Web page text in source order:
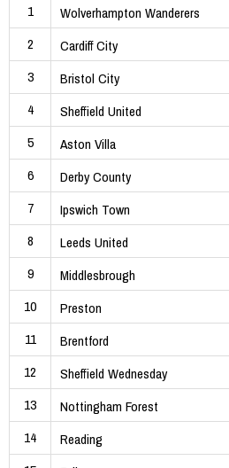
1
Wolverhampton Wanderers
2
Cardiff City
3
Bristol City
4
Sheffield United
5
Aston Villa
6
Derby County
7
Ipswich Town
8
Leeds United
9
Middlesbrough
10
Preston
11
Brentford
12
Sheffield Wednesday
13
Nottingham Forest
14
Reading